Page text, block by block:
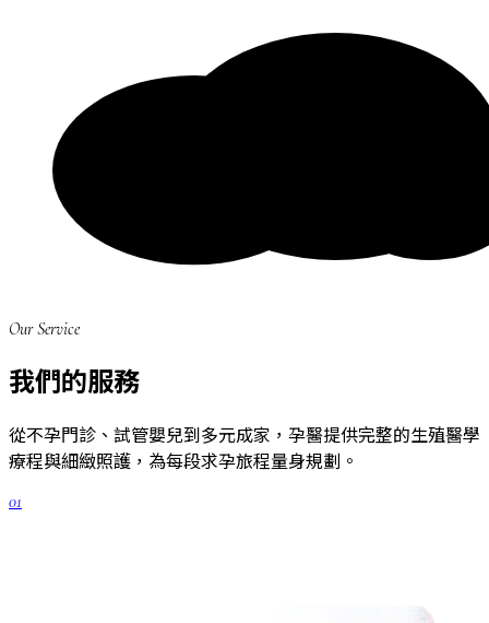
Our Service
我們的服務
從不孕門診、試管嬰兒到多元成家，孕醫提供完整的生殖醫學
療程與細緻照護，為每段求孕旅程量身規劃。
01